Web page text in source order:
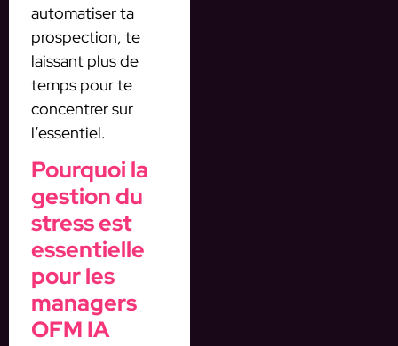
automatiser ta
prospection, te
laissant plus de
temps pour te
concentrer sur
l’essentiel.
Pourquoi la
gestion du
stress est
essentielle
pour les
managers
OFM IA